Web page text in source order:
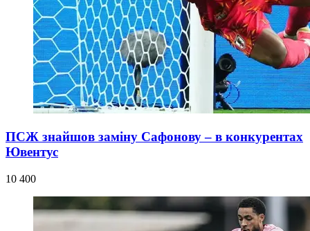
ПСЖ знайшов заміну Сафонову – в конкурентах
Ювентус
10 400